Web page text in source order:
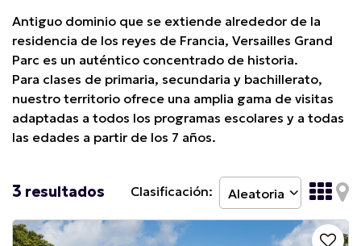
Antiguo dominio que se extiende alrededor de la
residencia de los reyes de Francia, Versailles Grand
Parc es un auténtico concentrado de historia.
Para clases de primaria, secundaria y bachillerato,
nuestro territorio ofrece una amplia gama de visitas
adaptadas a todos los programas escolares y a todas
las edades a partir de los 7 años.
3 resultados Clasificación: